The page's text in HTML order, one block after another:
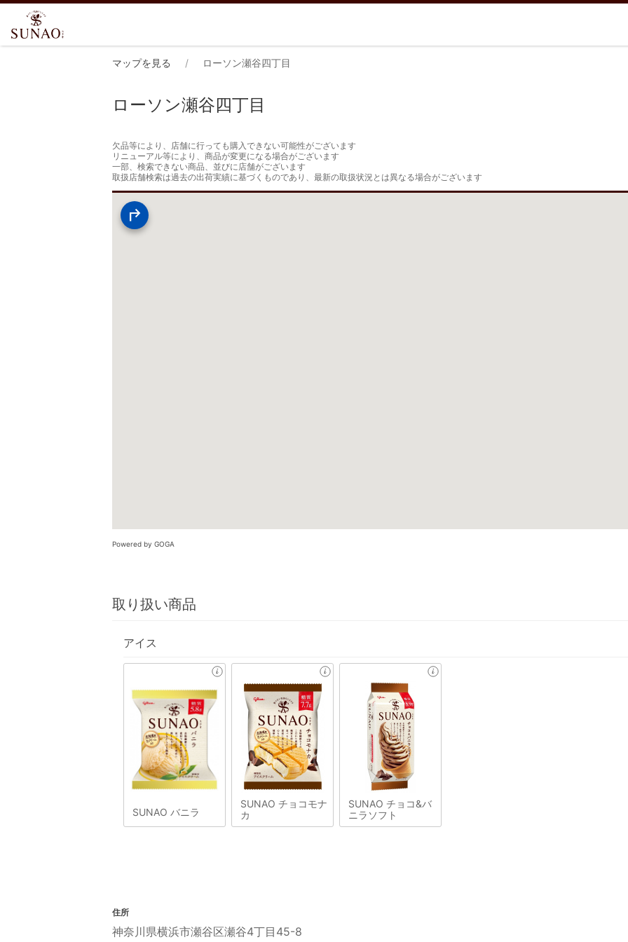
マップを見る ローソン瀬谷四丁目
ローソン瀬谷四丁目
欠品等により、店舗に行っても購入できない可能性がございます
リニューアル等により、商品が変更になる場合がございます
一部、検索できない商品、並びに店舗がございます
取扱店舗検索は過去の出荷実績に基づくものであり、最新の取扱状況とは異なる場合がございます
Powered by GOGA
取り扱い商品
アイス
SUNAO バニラ
SUNAO チョコモナ
カ
SUNAO チョコ&バ
ニラソフト
住所
神奈川県横浜市瀬谷区瀬谷4丁目45-8